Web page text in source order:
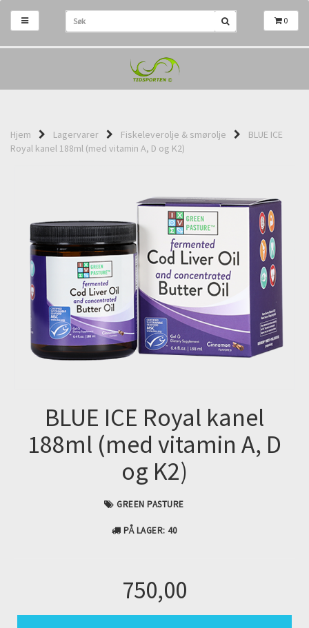
0
Hjem Lagervarer Fiskeleverolje & smørolje
BLUE ICE
Royal kanel 188ml (med vitamin A, D og K2)
BLUE ICE Royal kanel
188ml (med vitamin A, D
og K2)
GREEN PASTURE
PÅ LAGER: 40
750,00